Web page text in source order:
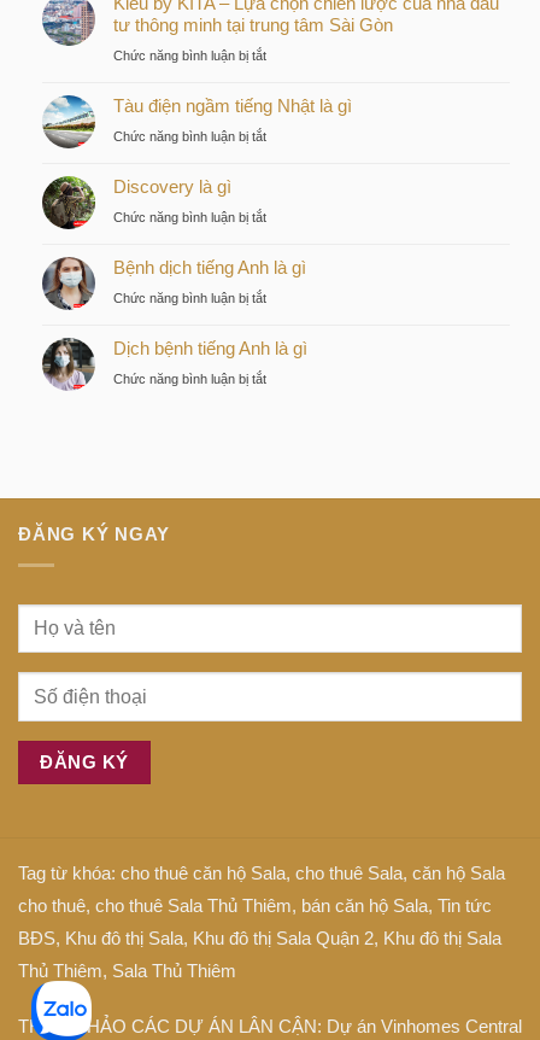
tư thông minh tại trung tâm Sài Gòn
Chức năng bình luận bị tắtở
by
chiến
của
nhà
tư
Tàu điện ngầm tiếng Nhật là gì
Chức năng bình luận bị tắtở
gì
Discovery là gì
Chức năng bình luận bị tắtở
là
Bệnh dịch tiếng Anh là gì
Chức năng bình luận bị tắtở
dịch
Dịch bệnh tiếng Anh là gì
Chức năng bình luận bị tắtở
là
ĐĂNG KÝ NGAY
Tag từ khóa: cho thuê căn hộ Sala, cho thuê Sala, căn hộ Sala
cho thuê, cho thuê Sala Thủ Thiêm, bán căn hộ Sala, Tin tức
BĐS, Khu đô thị Sala, Khu đô thị Sala Quận 2, Khu đô thị Sala
Thủ Thiêm, Sala Thủ Thiêm
THAM KHẢO CÁC DỰ ÁN LÂN CẬN: Dự án Vinhomes Central